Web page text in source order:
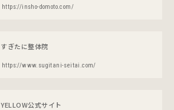
https://insho-domoto.com/
すぎたに整体院
https://www.sugitani-seitai.com/
YELLOW公式サイト